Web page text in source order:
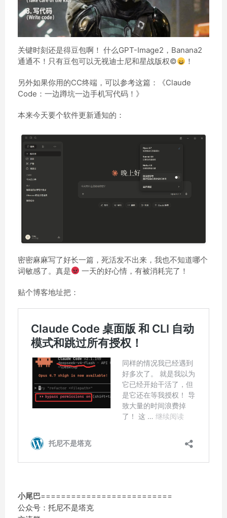
关键时刻还是得豆包啊！ 什么GPT-Image2，Banana2
通通不！只有豆包可以无视迪士尼和星战版权©️ ！
另外如果你用的CC终端，可以参考这篇：《Claude
Code：一边蹲坑一边手机写代码！》
本来今天要个软件更新通知的：
密密麻麻写了好长一篇，死活发不出来，我也不知道哪个
词敏感了。真是
一天的好心情，有被消耗完了！
贴个博客地址把：
小尾巴==========================
公众号：托尼不是塔克